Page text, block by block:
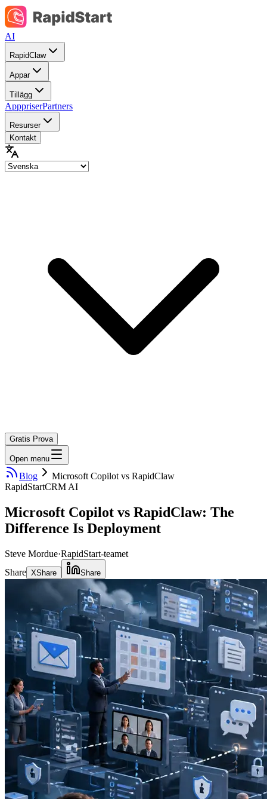
AI
RapidClaw
Appar
Tillägg
ApppriserPartners
Resurser
Kontakt
Gratis Prova
Open menu
Blog
Microsoft Copilot vs RapidClaw
RapidStartCRM AI
Microsoft Copilot vs RapidClaw: The
Difference Is Deployment
Steve Mordue·RapidStart-teamet
Share XShare Share